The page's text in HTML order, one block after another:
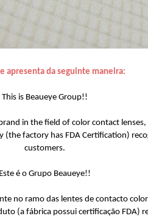
apresenta da seguinte maneira:
This is Beaueye Group!!
in the field of color contact
(the factory has FDA Certification)
customers.
Este é o Grupo Beaueye!!
no ramo das lentes de contacto
(a fábrica possui certificação FDA)